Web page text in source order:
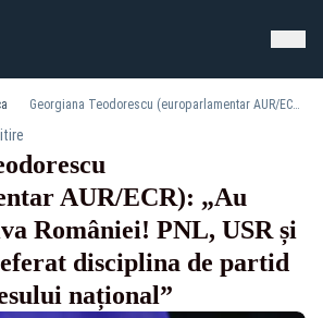
Georgiana Teodorescu (europarlamentar AUR/ECR): „Au votat împotriva României! PNL, USR și UDMR au preferat disciplina de partid în locul interesului național”
AUR/ECR): „Au
României! PNL, USR și
disciplina de partid
național”